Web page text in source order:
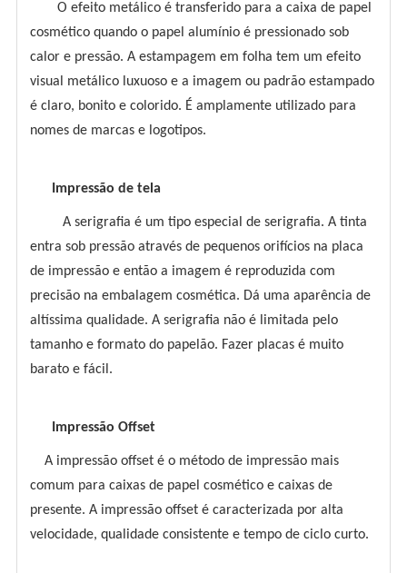
O efeito metálico é transferido para a caixa de papel
cosmético quando o papel alumínio é pressionado sob
calor e pressão. A estampagem em folha tem um efeito
visual metálico luxuoso e a imagem ou padrão estampado
é claro, bonito e colorido. É amplamente utilizado para
nomes de marcas e logotipos.
Impressão de tela
A serigrafia é um tipo especial de serigrafia. A tinta
entra sob pressão através de pequenos orifícios na placa
de impressão e então a imagem é reproduzida com
precisão na embalagem cosmética. Dá uma aparência de
altíssima qualidade. A serigrafia não é limitada pelo
tamanho e formato do papelão. Fazer placas é muito
barato e fácil.
Impressão Offset
A impressão offset é o método de impressão mais
comum para caixas de papel cosmético e caixas de
presente. A impressão offset é caracterizada por alta
velocidade, qualidade consistente e tempo de ciclo curto.